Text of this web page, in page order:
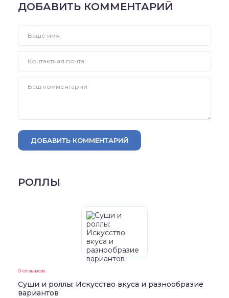
ДОБАВИТЬ КОММЕНТАРИЙ
ДОБАВИТЬ КОММЕНТАРИЙ
РОЛЛЫ
0 отзывов
Суши и роллы: Искусство вкуса и разнообразие
вариантов